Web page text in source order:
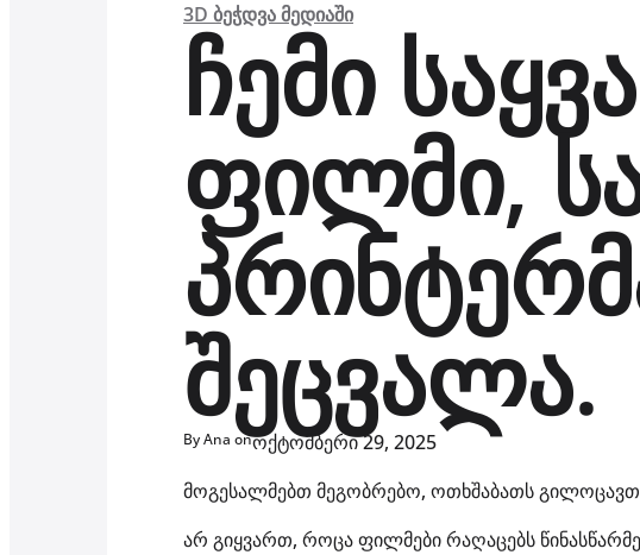
3D ᲑᲔᲭᲓᲕᲐ ᲛᲔᲓᲘᲐᲨᲘ
ჩემი
ფილმი,
შეცვალა.
By Ana onოქტომბერი 29, 2025
მოგესალმებთ მეგობრებო, ოთხშაბათს
არ გიყვართ, როცა ფილმები რაღაცებს